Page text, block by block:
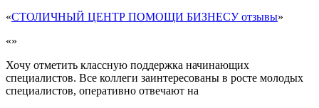
«СТОЛИЧНЫЙ ЦЕНТР ПОМОЩИ БИЗНЕСУ отзывы»
«»
Хочу отметить классную поддержка начинающих
специалистов. Все коллеги заинтересованы в росте молодых
специалистов, оперативно отвечают на